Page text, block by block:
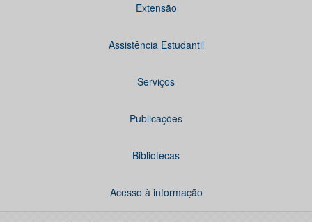
Extensão
Assistência Estudantil
Serviços
Publicações
Bibliotecas
Acesso à informação